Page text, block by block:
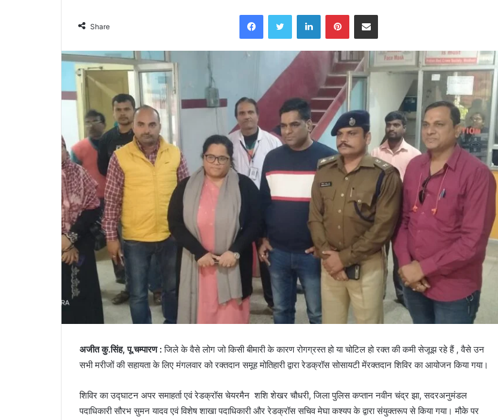
Share
FacebookTwitter LinkedInPinterestShare via Email
अजीत कु.सिंह,पू.चम्पारण: जिले के वैसे लोग जो किसी बीमारी के कारण रोगग्रस्त हो या चोटिल हो रक्त की कमी सेजूझ रहे हैं,वैसे उन
सभी मरीजों की सहायता के लिए मंगलवार को रक्तदान समूह मोतिहारी द्वारा रेडक्रॉस सोसायटी मेंरक्तदान शिविर का आयोजन किया गया।
शिविर का उद्घाटन अपर समाहर्ता एवं रेडक्रॉस चेयरमैन शशि शेखर चौधरी,जिला पुलिस कप्तान नवीन चंद्र झा,सदरअनुमंडल
पदाधिकारी सौरभ सुमन यादव एवं विशेष शाखा पदाधिकारी और रेडक्रॉस सचिव मेघा कश्यप के द्वारा संयुक्तरूप से किया गया। मौके पर